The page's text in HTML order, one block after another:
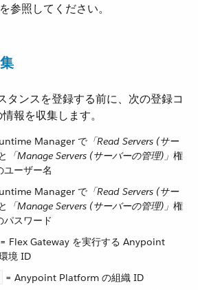
​を参照してください。
タンスを登録する前に、次の登録コ
報を収集します。
Manager で​ 「Read Servers (サー
「Manage Servers (サーバーの管理)」 ​権
ユーザー名
Manager で​ 「Read Servers (サー
「Manage Servers (サーバーの管理)」 ​権
パスワード
​ = Flex Gateway を実行する Anypoint
境 ID
​ = Anypoint Platform の組織 ID